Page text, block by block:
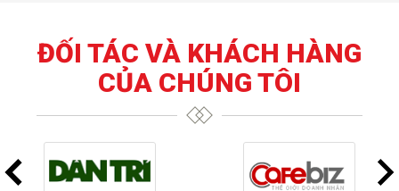
ĐỐI TÁC VÀ KHÁCH HÀNG
CỦA CHÚNG TÔI